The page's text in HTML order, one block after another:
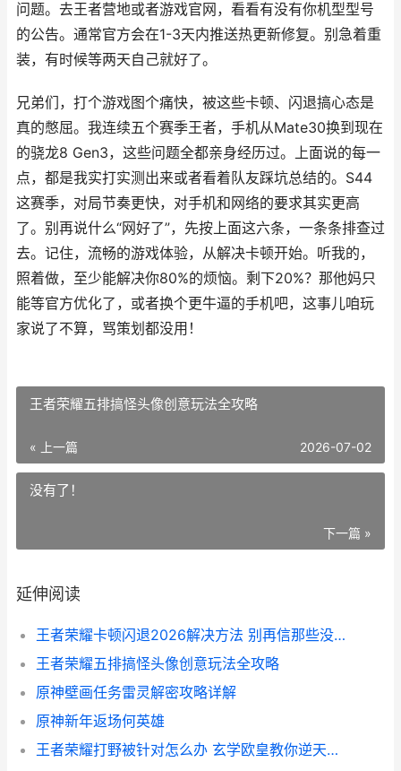
问题。去王者营地或者游戏官网，看看有没有你机型型号
的公告。通常官方会在1-3天内推送热更新修复。别急着重
装，有时候等两天自己就好了。
兄弟们，打个游戏图个痛快，被这些卡顿、闪退搞心态是
真的憋屈。我连续五个赛季王者，手机从Mate30换到现在
的骁龙8 Gen3，这些问题全都亲身经历过。上面说的每一
点，都是我实打实测出来或者看着队友踩坑总结的。S44
这赛季，对局节奏更快，对手机和网络的要求其实更高
了。别再说什么“网好了”，先按上面这六条，一条条排查过
去。记住，流畅的游戏体验，从解决卡顿开始。听我的，
照着做，至少能解决你80%的烦恼。剩下20%？那他妈只
能等官方优化了，或者换个更牛逼的手机吧，这事儿咱玩
家说了不算，骂策划都没用！
王者荣耀五排搞怪头像创意玩法全攻略
« 上一篇 2026-07-02
没有了！
下一篇 »
延伸阅读
王者荣耀卡顿闪退2026解决方法 别再信那些没用的土方子了
王者荣耀五排搞怪头像创意玩法全攻略
原神壁画任务雷灵解密攻略详解
原神新年返场何英雄
王者荣耀打野被针对怎么办 玄学欧皇教你逆天改命